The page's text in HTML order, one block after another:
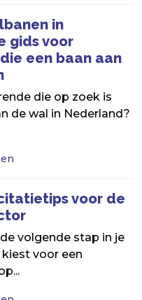
in
gids voor
een baan aan
die op zoek is
de wal in Nederland?
voor de
volgende stap in je
kiest voor een